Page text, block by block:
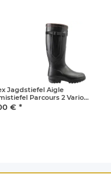
Jagdstiefel Aigle
Parcours 2 Vario
Unisex schwarz
€ *